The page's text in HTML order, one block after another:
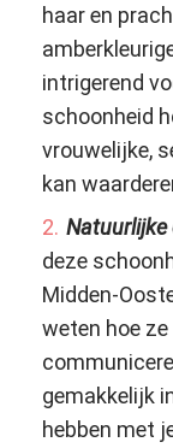
haar en
intrigerend
schoonheid
vrouwelijke,
kan
Natuurlijke
deze
Midden-
weten hoe
gemakkelijk
hebben met